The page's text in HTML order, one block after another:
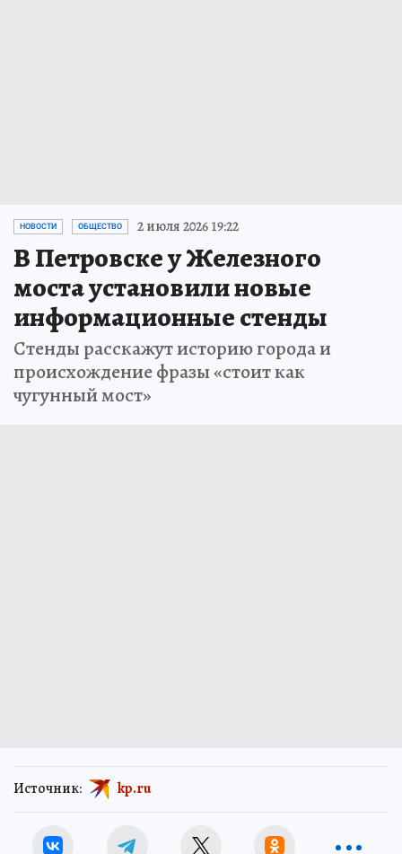
НОВОСТИ ОБЩЕСТВО 2 июля 2026 19:22
В Петровске у Железного
моста установили новые
информационные стенды
Стенды расскажут историю города и
происхождение фразы «стоит как
чугунный мост»
Источник: kp.ru